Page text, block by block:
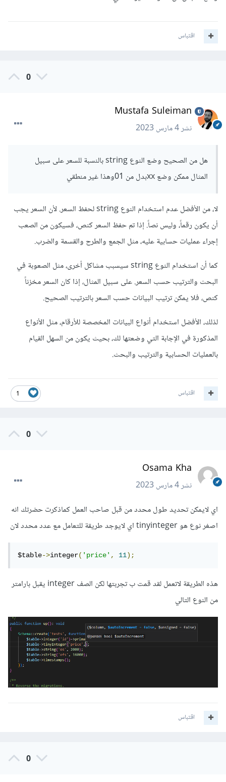
اقتباس
0
Mustafa Suleiman
نشر4 مارس 2023
هل من الصحيح وضع النوع string بالنسبة للسعر على سبيل
المثال ممكن وضع xxبدل من 01وهذا غير منطقي
لا، من الأفضل عدم استخدام النوع string لحفظ السعر. لأن السعر يجب
أن يكون رقماً، وليس نصاً. إذا تم حفظ السعر كنص، فسيكون من الصعب
إجراء عمليات حسابية عليه، مثل الجمع والطرح والقسمة والضرب.
كما أن استخدام النوع string سيسبب مشاكل أخرى، مثل الصعوبة في
البحث والترتيب حسب السعر. على سبيل المثال، إذا كان السعر مخزناً
كنص، فلا يمكن ترتيب البيانات حسب السعر بالترتيب الصحيح.
لذلك، الأفضل استخدام أنواع البيانات المخصصة للأرقام، مثل الأنواع
المذكورة في الإجابة التي وضعتها لك، بحيث يكون من السهل القيام
بالعمليات الحسابية والترتيب والبحث.
1 اقتباس
0
Osama Kha
نشر4 مارس 2023
اي لايمكن تحديد طول محدد من قبل صاحب العمل كماذكرت حضرتك انه
اصغر نوع هو tinyinteger اي لايوجد طريقة للتعامل مع عدد محدد لان
$table->integer('price', 11);
هذه الطريقة لاتعمل لقد قمت ب تجربتها لكن الصف integer يقبل بارامتر
من النوع التالي
اقتباس
0